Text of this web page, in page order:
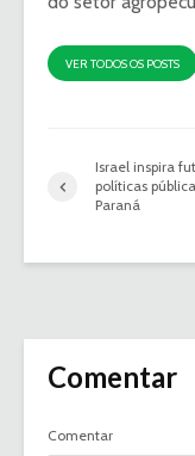
VER TODOS OS POSTS
Israel inspira
políticas
Paraná
Comentar
Comentar